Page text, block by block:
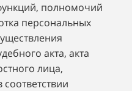
полномочий
персональных
акта, акта
лица,